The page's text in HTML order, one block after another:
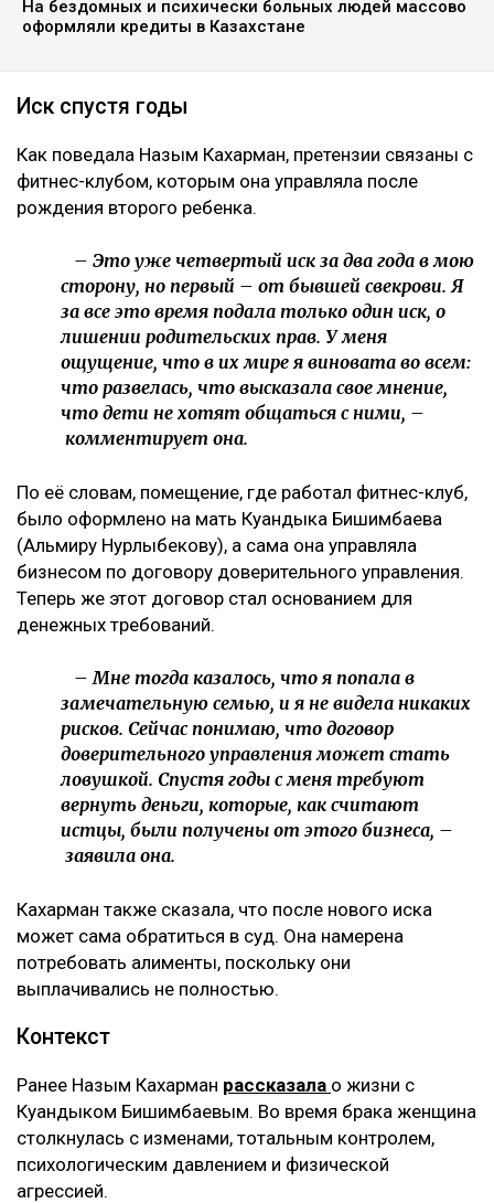
На бездомных и психически больных людей массово
оформляли кредиты в Казахстане
Иск спустя годы
Как поведала Назым Кахарман, претензии связаны с
фитнес-клубом, которым она управляла после
рождения второго ребенка.
– Это уже четвертый иск за два года в мою
сторону, но первый – от бывшей свекрови. Я
за все это время подала только один иск, о
лишении родительских прав. У меня
ощущение, что в их мире я виновата во всем:
что развелась, что высказала свое мнение,
что дети не хотят общаться с ними, –
комментирует она.
По её словам, помещение, где работал фитнес-клуб,
было оформлено на мать Куандыка Бишимбаева
(Альмиру Нурлыбекову), а сама она управляла
бизнесом по договору доверительного управления.
Теперь же этот договор стал основанием для
денежных требований.
– Мне тогда казалось, что я попала в
замечательную семью, и я не видела никаких
рисков. Сейчас понимаю, что договор
доверительного управления может стать
ловушкой. Спустя годы с меня требуют
вернуть деньги, которые, как считают
истцы, были получены от этого бизнеса, –
заявила она.
Кахарман также сказала, что после нового иска
может сама обратиться в суд. Она намерена
потребовать алименты, поскольку они
выплачивались не полностью.
Контекст
Ранее Назым Кахарман рассказала о жизни с
Куандыком Бишимбаевым. Во время брака женщина
столкнулась с изменами, тотальным контролем,
психологическим давлением и физической
агрессией.